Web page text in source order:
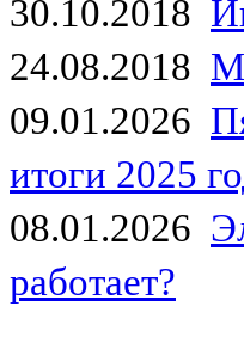
30.10.2018
24.08.2018
09.01.2026
итоги 2025
08.01.2026
работает?